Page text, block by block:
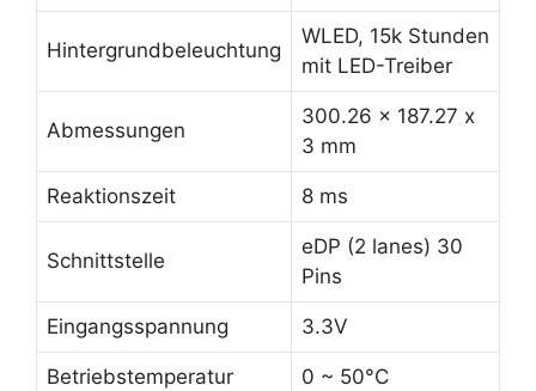
Hintergrundbeleuchtung
WLED, 15k Stunden
mit LED-Treiber
Abmessungen
300.26 x 187.27 x
3 mm
Reaktionszeit 8 ms
Schnittstelle
eDP (2 lanes) 30
Pins
Eingangsspannung 3.3V
Betriebstemperatur 0 ~ 50°C